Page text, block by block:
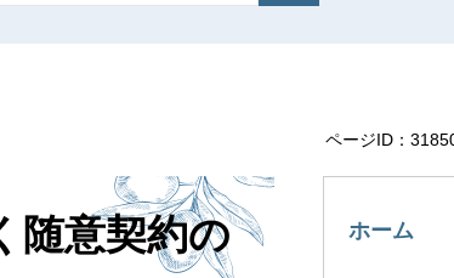
ページID：
随意契約の
ホーム